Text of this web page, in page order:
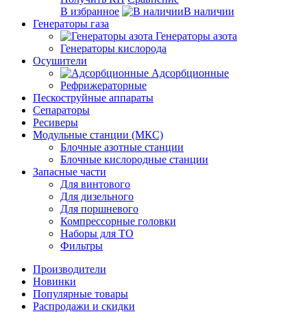
В избранное
В наличии
Генераторы газа
Генераторы азота
Генераторы кислорода
Осушители
Адсорбционные
Рефрижераторные
Пескоструйные аппараты
Сепараторы
Ресиверы
Модульные станции (МКС)
Блочные азотные станции
Блочные кислородные станции
Запасные части
Для винтового
Для дизельного
Для поршневого
Компрессорные головки
Наборы для ТО
Фильтры
Производители
Новинки
Популярные товары
Распродажи и скидки